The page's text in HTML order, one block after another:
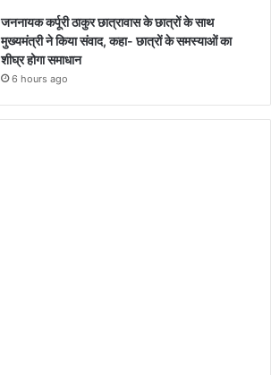
जननायक कर्पूरी ठाकुर छात्रावास के छात्रों के साथ
मुख्यमंत्री ने किया संवाद, कहा- छात्रों के समस्याओं का
शीघ्र होगा समाधान
6 hours ago